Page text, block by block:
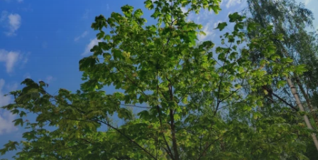
Недвижимость и ЖКХ
Образование
Общество
Погода
Праздники
Происшествия
Спорт